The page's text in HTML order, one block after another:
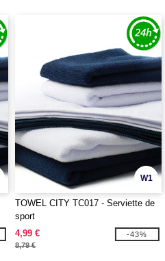
W1
TOWEL CITY TC017 - Serviette de
sport
4,99 €
8,79 €
-43%